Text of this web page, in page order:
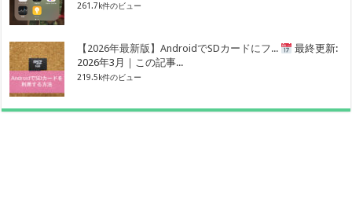
261.7k件のビュー
【2026年最新版】AndroidでSDカードにフ...
最終更新:
2026年3月｜この記事...
219.5k件のビュー